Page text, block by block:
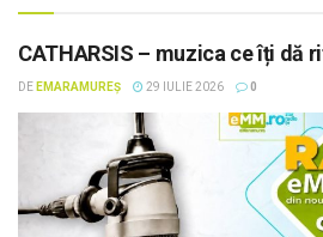
CATHARSIS – muzica ce îți dă
DE EMARAMUREȘ 29 IULIE 2026 0